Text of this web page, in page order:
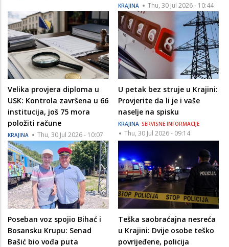
KRAJINA Thu, 30 Jul 2026 - 10:44
Velika provjera diploma u
USK: Kontrola završena u 66
institucija, još 75 mora
položiti račune
KRAJINA Thu, 30 Jul 2026 - 10:07
U petak bez struje u Krajini:
Provjerite da li je i vaše
naselje na spisku
KRAJINA SERVISNE INFORMACIJE
Thu, 30 Jul 2026 - 09:14
Poseban voz spojio Bihać i
Bosansku Krupu: Senad
Bašić bio vođa puta
Teška saobraćajna nesreća
u Krajini: Dvije osobe teško
povrijeđene, policija